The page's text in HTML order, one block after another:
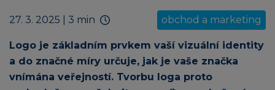
27. 3. 2025 | 3 min obchod a marketing
Logo je základním prvkem vaší vizuální identity
a do značné míry určuje, jak je vaše značka
vnímána veřejností. Tvorbu loga proto